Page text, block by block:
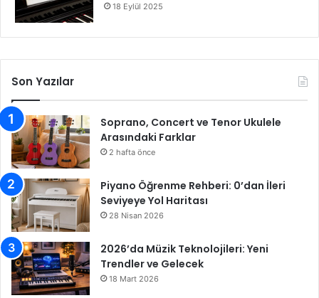
18 Eylül 2025
Son Yazılar
Soprano, Concert ve Tenor Ukulele
Arasındaki Farklar
2 hafta önce
Piyano Öğrenme Rehberi: 0’dan İleri
Seviyeye Yol Haritası
28 Nisan 2026
2026’da Müzik Teknolojileri: Yeni
Trendler ve Gelecek
18 Mart 2026